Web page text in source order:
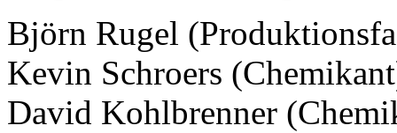
Björn Rugel
Kevin Schroers
David Kohlbrenner